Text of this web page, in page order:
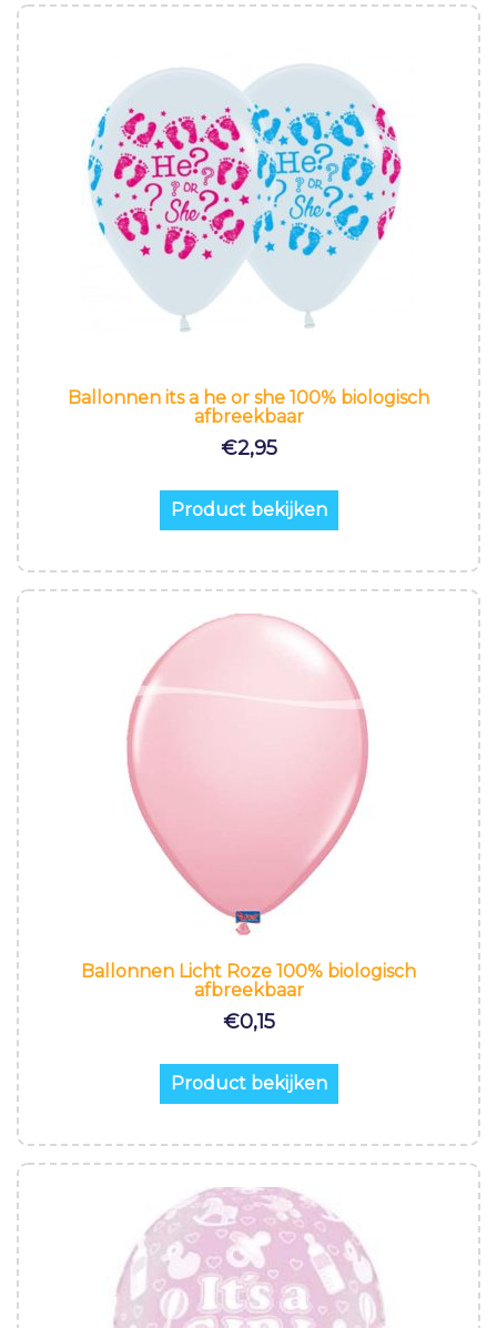
Ballonnen its a he or she 100% biologisch
afbreekbaar
€2,95
Product bekijken
Ballonnen Licht Roze 100% biologisch
afbreekbaar
€0,15
Product bekijken